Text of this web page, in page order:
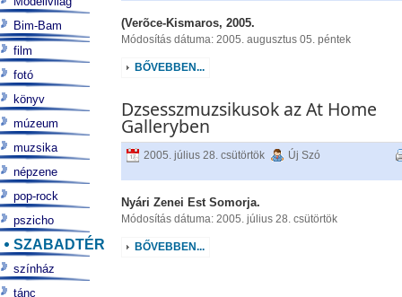
(Verõce-Kismaros, 2005.
Módosítás dátuma: 2005. augusztus 05. péntek
BŐVEBBEN...
Dzsesszmuzsikusok az At Home
Galleryben
2005. július 28. csütörtök Új Szó
Nyári Zenei Est Somorja.
Módosítás dátuma: 2005. július 28. csütörtök
BŐVEBBEN...
Bim-Bam
film
fotó
könyv
múzeum
muzsika
népzene
pop-rock
pszicho
SZABADTÉR
színház
tánc